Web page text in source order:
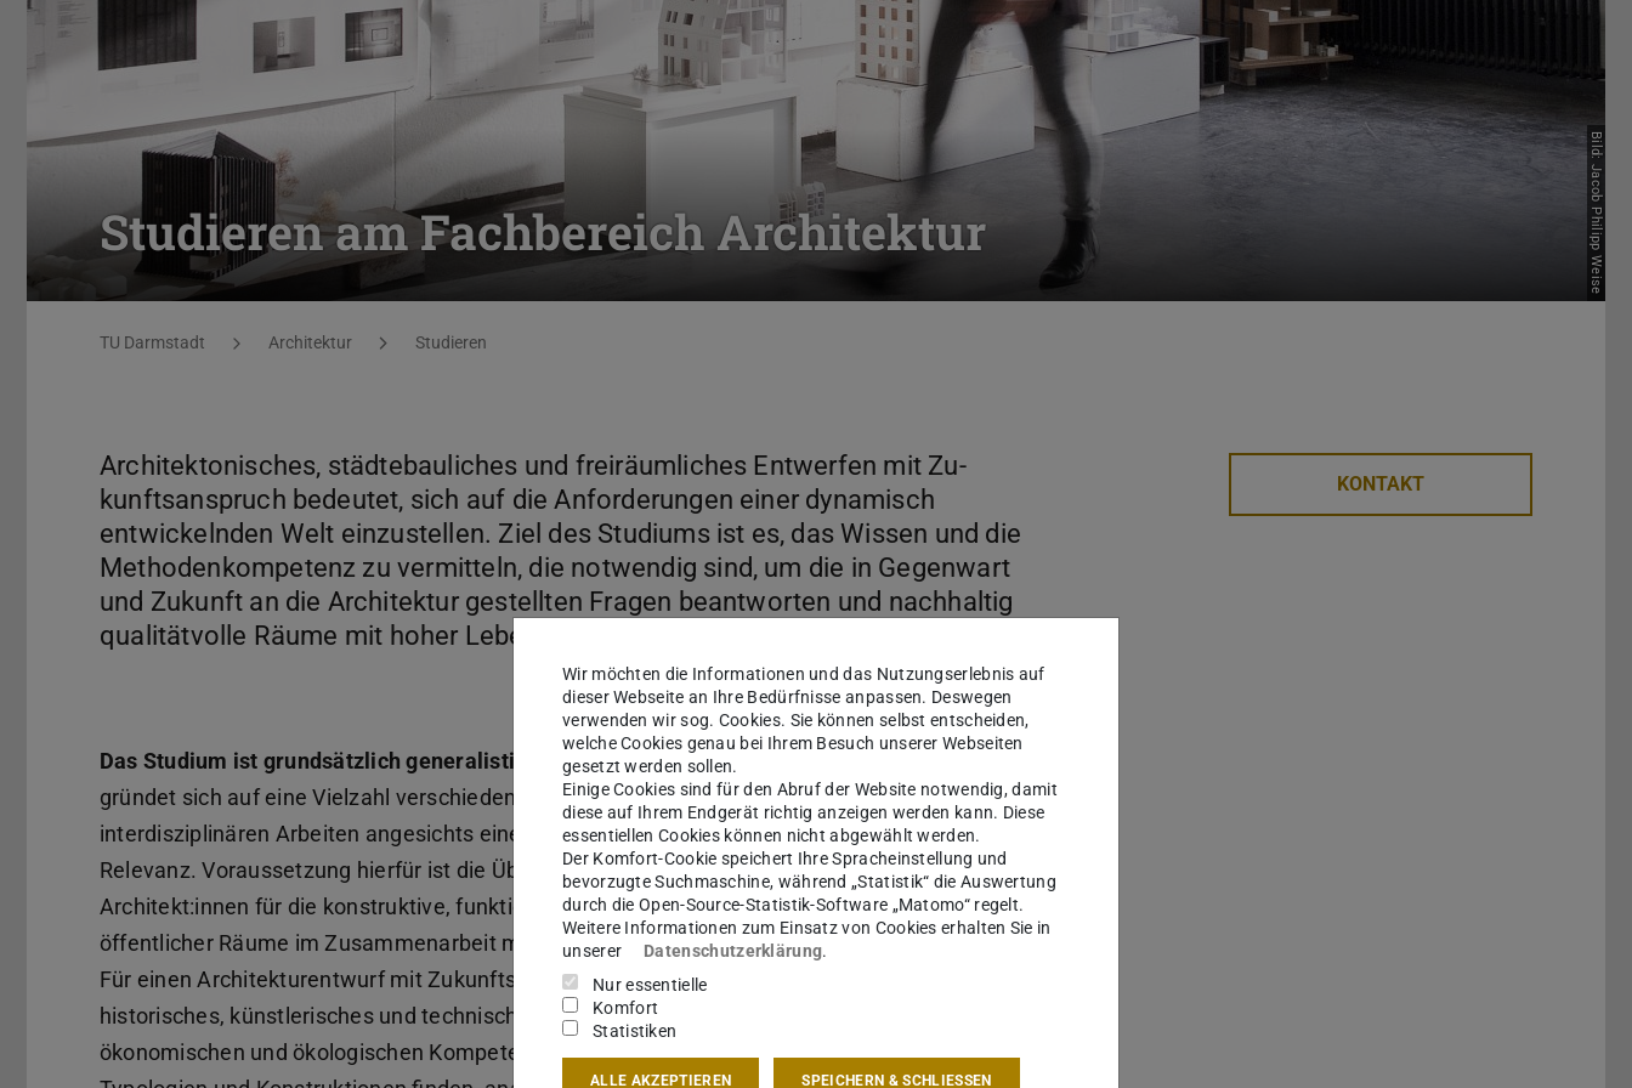
Studieren am Fachbereich Architektur Bild: Jacob Philipp Weise
Sie befinden sich hier:
TU Darmstadt Architektur Studieren
Architektonisches, städtebauliches und freiräumliches Entwerfen mit Zu-
kunftsanspruch bedeutet, sich auf die Anforderungen einer dynamisch
entwickelnden Welt einzustellen. Ziel des Studiums ist es, das Wissen und die
Methodenkompetenz zu vermitteln, die notwendig sind, um die in Gegenwart
und Zukunft an die Architektur gestellten Fragen beantworten und nachhaltig
qualitätvolle Räume mit hoher Lebensqualität schaffen zu können.
Das Studium ist grundsätzlich generalistisch angelegt:die planerische Fachkompetenz
gründet sich auf eine Vielzahl verschiedener Fächer. Dabei erlangt die Befähigung zum
interdisziplinären Arbeiten angesichts einer sich rapide verändernden Welt besondere
Relevanz. Voraussetzung hierfür ist die Übernahme einer verantwortlichen Rolle der
Architekt:innen für die konstruktive, funktionale und ästhetische Gestalt privater und
öffentlicher Räume im Zusammenarbeit mit Spezialist:innen verschiedenster Fachrichtungen.
Für einen Architekturentwurf mit Zukunftsanspruch wird methodisches, konstruktives,
historisches, künstlerisches und technisches Wissen in Kombination mit sozialen, kulturellen,
ökonomischen und ökologischen Kompetenzen benötigt: nur so kann man Raumstrukturen,
KONTAKT
Wir möchten die Informationen und das Nutzungserlebnis auf
dieser Webseite an Ihre Bedürfnisse anpassen. Deswegen
verwenden wir sog. Cookies. Sie können selbst entscheiden,
welche Cookies genau bei Ihrem Besuch unserer Webseiten
gesetzt werden sollen.
Einige Cookies sind für den Abruf der Website notwendig, damit
diese auf Ihrem Endgerät richtig anzeigen werden kann. Diese
essentiellen Cookies können nicht abgewählt werden.
Der Komfort-Cookie speichert Ihre Spracheinstellung und
bevorzugte Suchmaschine, während „Statistik“ die Auswertung
durch die Open-Source-Statistik-Software „Matomo“ regelt.
Weitere Informationen zum Einsatz von Cookies erhalten Sie in
unserer
Datenschutzerklärung.
Nur essentielle
Komfort
Statistiken
ALLE AKZEPTIEREN SPEICHERN & SCHLIESSEN